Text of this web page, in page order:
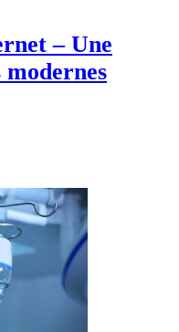
– Une
modernes